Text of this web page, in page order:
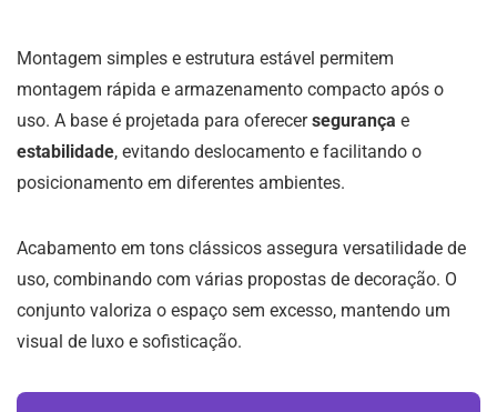
Montagem simples e estrutura estável permitem
montagem rápida e armazenamento compacto após o
uso. A base é projetada para oferecersegurança e
estabilidade, evitando deslocamento e facilitando o
posicionamento em diferentes ambientes.
Acabamento em tons clássicos assegura versatilidade de
uso, combinando com várias propostas de decoração. O
conjunto valoriza o espaço sem excesso, mantendo um
visual de luxo e sofisticação.